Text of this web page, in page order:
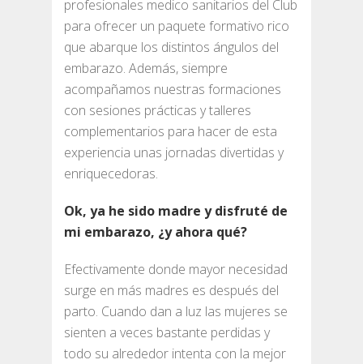
profesionales medico sanitarios del Club
para ofrecer un paquete formativo rico
que abarque los distintos ángulos del
embarazo. Además, siempre
acompañamos nuestras formaciones
con sesiones prácticas y talleres
complementarios para hacer de esta
experiencia unas jornadas divertidas y
enriquecedoras.
Ok, ya he sido madre y disfruté de
mi embarazo, ¿y ahora qué?
Efectivamente donde mayor necesidad
surge en más madres es después del
parto. Cuando dan a luz las mujeres se
sienten a veces bastante perdidas y
todo su alrededor intenta con la mejor